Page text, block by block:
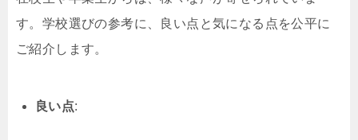
す。学校選びの参考に、良い点と気になる点を公平に
ご紹介します。
良い点: